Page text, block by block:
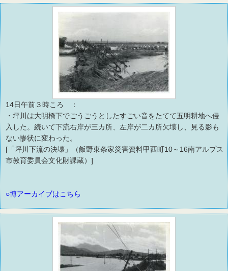
14日午前３時ころ ：
・坪川は大明橋下でごうごうとしたすごい音をたてて五明耕地へ侵
入した。続いて下流右岸が三カ所、左岸が二カ所欠壊し、見る影も
ない惨状に変わった。
[「坪川下流の決壊」（飯野東条家災害資料甲西町10～16南アルプス
市教育委員会文化財課蔵）]
○博アーカイブはこちら